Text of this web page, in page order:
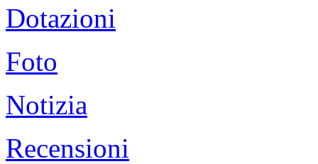
Dotazioni
Foto
Notizia
Recensioni